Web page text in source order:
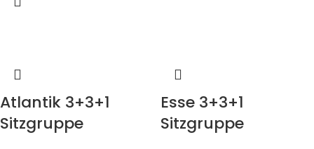
Atlantik 3+3+1
Sitzgruppe
Esse 3+3+1
Sitzgruppe